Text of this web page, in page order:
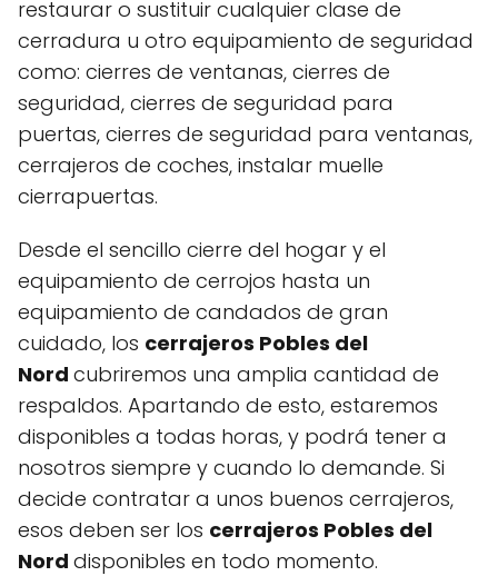
restaurar o sustituir cualquier clase de
cerradura u otro equipamiento de seguridad
como: cierres de ventanas, cierres de
seguridad, cierres de seguridad para
puertas, cierres de seguridad para ventanas,
cerrajeros de coches, instalar muelle
cierrapuertas.
Desde el sencillo cierre del hogar y el
equipamiento de cerrojos hasta un
equipamiento de candados de gran
cuidado, los cerrajeros Pobles del
Nord cubriremos una amplia cantidad de
respaldos. Apartando de esto, estaremos
disponibles a todas horas, y podrá tener a
nosotros siempre y cuando lo demande. Si
decide contratar a unos buenos cerrajeros,
esos deben ser los cerrajeros Pobles del
Nord disponibles en todo momento.